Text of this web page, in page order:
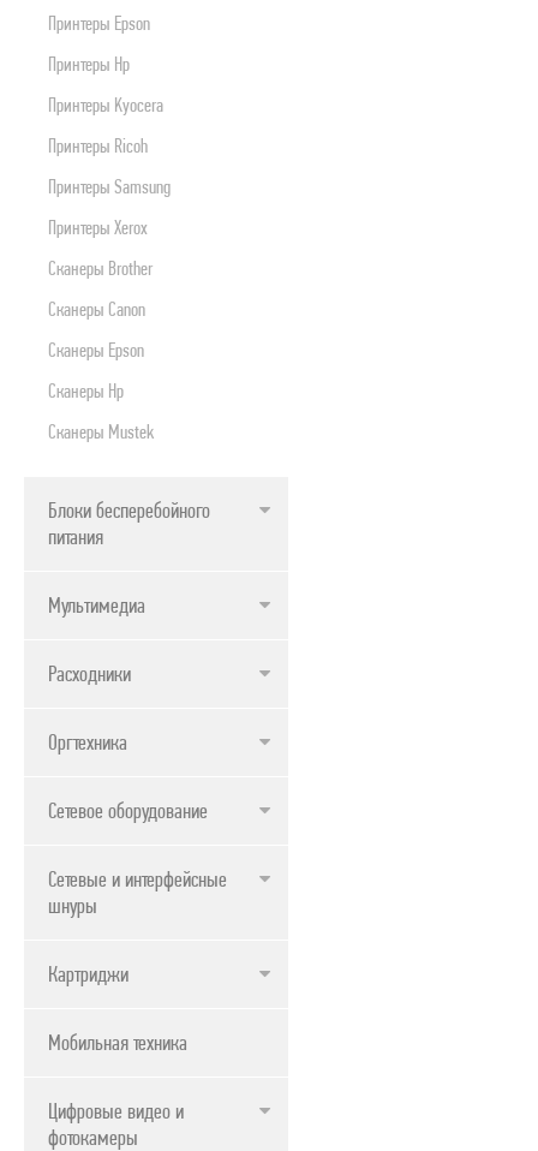
Принтеры Epson
Принтеры Hp
Принтеры Kyocera
Принтеры Ricoh
Принтеры Samsung
Принтеры Xerox
Сканеры Brother
Сканеры Canon
Сканеры Epson
Сканеры Hp
Сканеры Mustek
Блоки бесперебойного
питания
Мультимедиа
Расходники
Оргтехника
Сетевое оборудование
Сетевые и интерфейсные
шнуры
Картриджи
Мобильная техника
Цифровые видео и
фотокамеры